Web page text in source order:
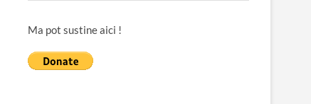
Ma pot sustine aici !